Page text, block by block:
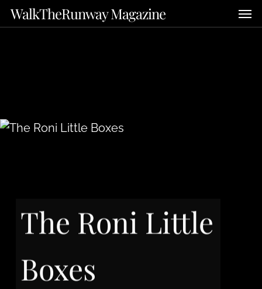
Skip
to
WalkTheRunway Magazine
The Roni Little
Boxes